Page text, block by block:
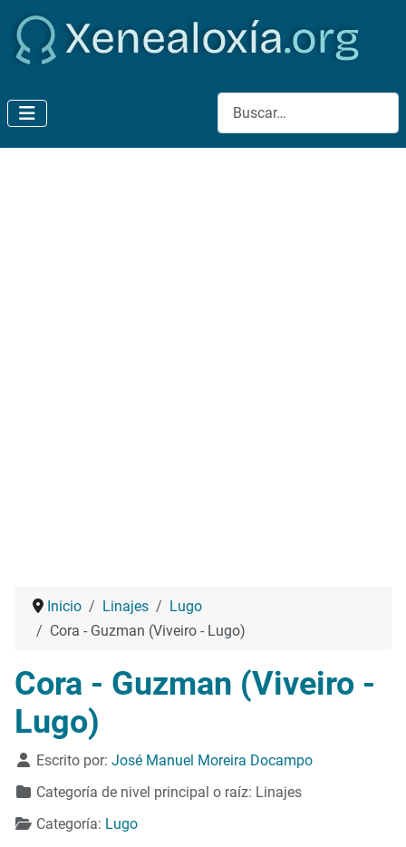
Buscar
Inicio Linajes
Lugo
Cora - Guzman (Viveiro - Lugo)
Cora - Guzman (Viveiro -
Lugo)
Detalles
Escrito por: José Manuel Moreira Docampo
Categoría de nivel principal o raíz: Linajes
Categoría: Lugo